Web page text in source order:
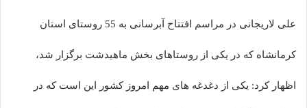
علی لاریجانی در مراسم افتتاح آبرسانی به 55 روستای استان
کرمانشاه که در یکی از روستاهای بخش ماهیدشت برگزار شد،
اظهار کرد: یکی از دغدغه های مهم امروز کشور این است که در